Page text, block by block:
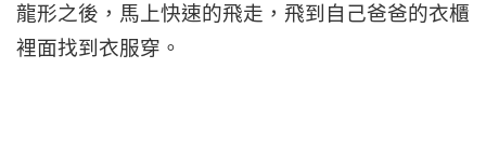
龍形之後，馬上快速的飛走，飛到自己爸爸的衣櫃
裡面找到衣服穿。